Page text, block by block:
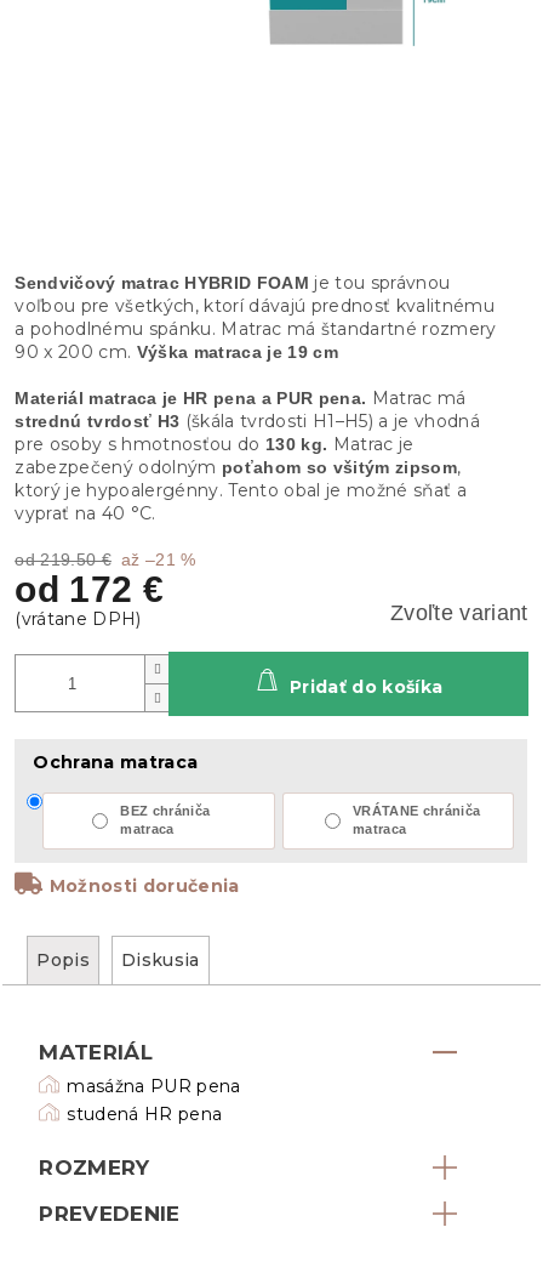
od 219.50 € až –21 %
od 172 €
Zvoľte variant
Ochrana matraca
BEZ chrániča
matraca
VRÁTANE chrániča
matraca
Možnosti doručenia
Pridať do košíka
Sendvičový matrac HYBRID FOAM je tou správnou
voľbou pre všetkých, ktorí dávajú prednosť kvalitnému
a pohodlnému spánku. Matrac má štandartné rozmery
90 x 200 cm. Výška matraca je 19 cm
Materiál matraca je HR pena a PUR pena. Matrac má
strednú tvrdosť H3 (škála tvrdosti H1–H5) a je vhodná
pre osoby s hmotnosťou do 130 kg. Matrac je
zabezpečený odolným poťahom so všitým zipsom,
ktorý je hypoalergénny. Tento obal je možné sňať a
vyprať na 40 °C.
Popis Diskusia
MATERIÁL
masážna PUR pena
studená HR pena
ROZMERY
PREVEDENIE